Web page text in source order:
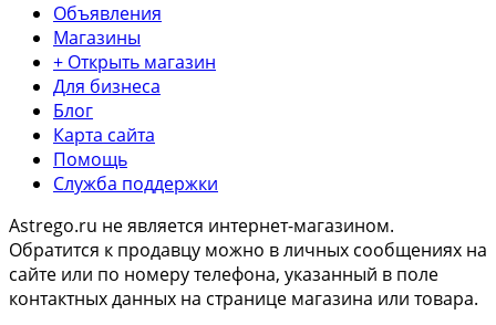
Объявления
Магазины
+ Открыть магазин
Для бизнеса
Блог
Карта сайта
Помощь
Служба поддержки
Astrego.ru не является интернет-магазином.
Обратится к продавцу можно в личных сообщениях на
сайте или по номеру телефона, указанный в поле
контактных данных на странице магазина или товара.